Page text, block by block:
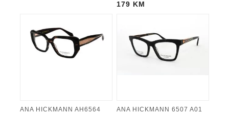
179 KM
ANA HICKMANN AH6564
ANA HICKMANN 6507 A01